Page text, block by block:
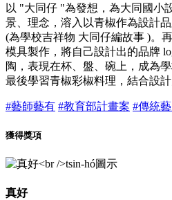
以 "大同仔 "為發想，為大同國小
景、理念，溶入以青椒作為設計
(為學校吉祥物 大同仔編故事 )。
模具製作，將自己設計出的品牌
陶，表現在杯、盤、碗上，成為學
最後學習青椒彩椒料理，結合設計
#藝師藝有 #教育部計畫案 #傳統
獲得獎項
真好